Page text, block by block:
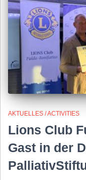
AKTUELLES / ACTIVITIES
Lions Club
Gast in der